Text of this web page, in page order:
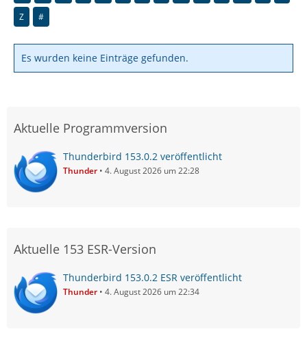
Z
#
Es wurden keine Einträge gefunden.
Aktuelle Programmversion
Thunderbird 153.0.2 veröffentlicht
Thunder 4. August 2026 um 22:28
Aktuelle 153 ESR-Version
Thunderbird 153.0.2 ESR veröffentlicht
Thunder 4. August 2026 um 22:34